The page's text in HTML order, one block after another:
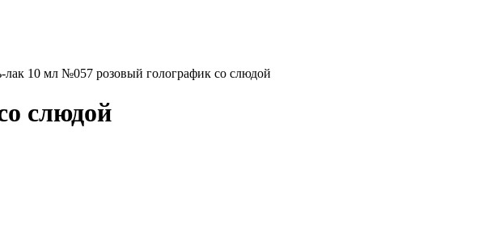
лак 10 мл №057 розовый голографик со слюдой
слюдой